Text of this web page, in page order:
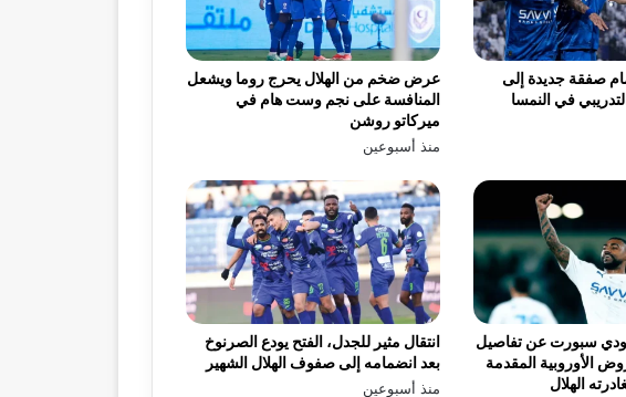
عرض ضخم من الهلال يحرج روما ويشعل
المنافسة على نجم وست هام في
ميركاتو روشن
منذ أسبوعين
صفقة جديدة إلى
في النمسا
انتقال مثير للجدل، الفتح يودع الصرنوخ
بعد انضمامه إلى صفوف الهلال الشهير
منذ أسبوعين
سبورت عن تفاصيل
الأوروبية المقدمة
الهلال